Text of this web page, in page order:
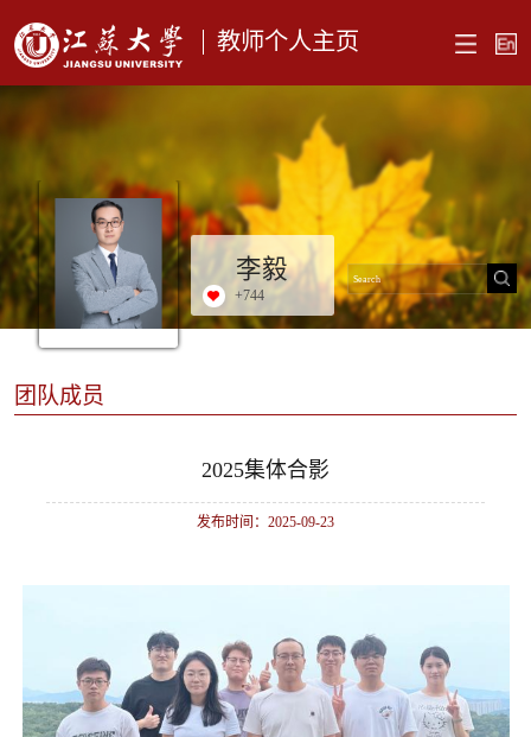
教师个人主页
李毅
+744
团队成员
2025集体合影
发布时间：2025-09-23